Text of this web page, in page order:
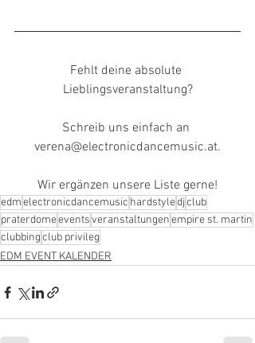
Fehlt deine absolute
Lieblingsveranstaltung?
Schreib uns einfach an
verena@electronicdancemusic.at.
Wir ergänzen unsere Liste gerne!
edmelectronicdancemusic hardstyledjclub
praterdomeeventsveranstaltungenempire st. martin
clubbingclub privileg
EDM EVENT KALENDER